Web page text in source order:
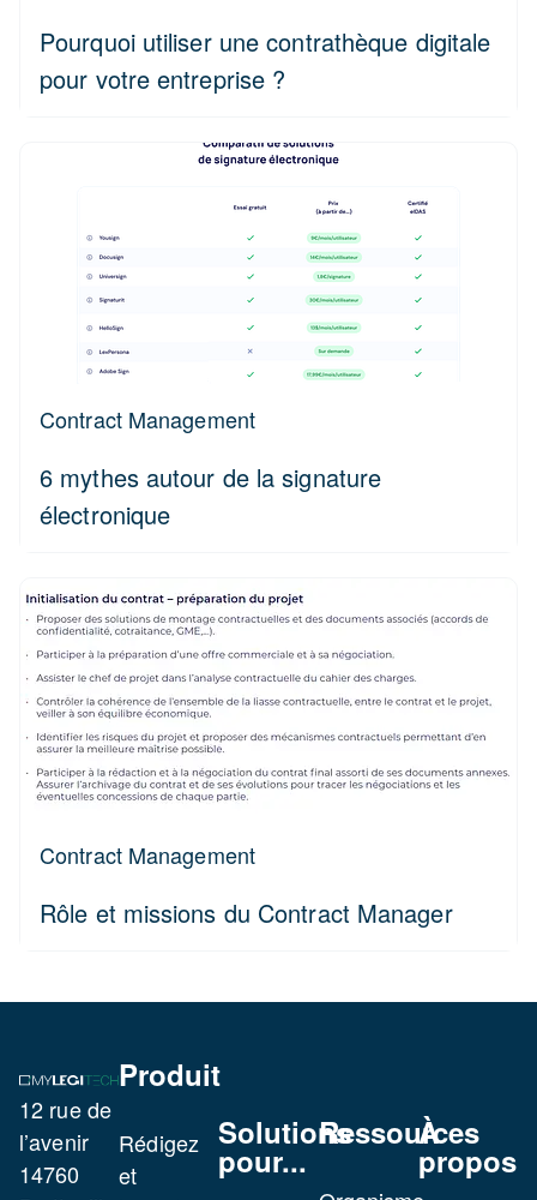
Pourquoi utiliser une contrathèque digitale
pour votre entreprise ?
Contract Management
6 mythes autour de la signature
électronique
Contract Management
Rôle et missions du Contract Manager
12 rue de
l’avenir
14760
Produit
Rédigez
et
Solutions
pour...
Ressources
À
propos